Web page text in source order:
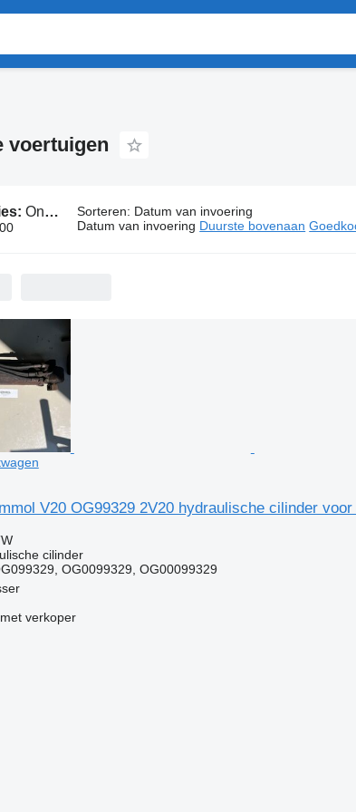
voertuigen
Onderdelen in Oldenzaal Sorteren: Datum van invoering
Datum van invoering Duurste bovenaan
V20 OG99329 2V20 hydraulische cilinder
cilinder
OG0099329, OG00099329
verkoper